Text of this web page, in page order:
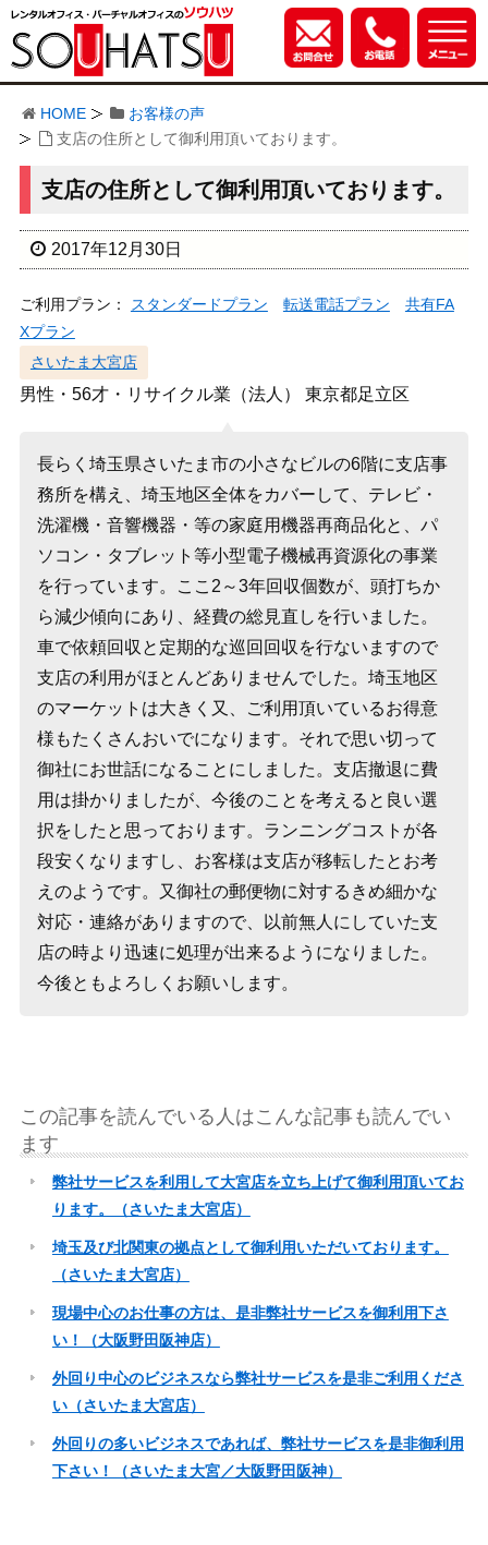
HOME
お客様の声
支店の住所として御利用頂いております。
支店の住所として御利用頂いております。
2017年12月30日
ご利用プラン： スタンダードプラン 転送電話プラン
共有FA
Xプラン
さいたま大宮店
男性・56才・リサイクル業（法人） 東京都足立区
長らく埼玉県さいたま市の小さなビルの6階に支店事
務所を構え、埼玉地区全体をカバーして、テレビ・
洗濯機・音響機器・等の家庭用機器再商品化と、パ
ソコン・タブレット等小型電子機械再資源化の事業
を行っています。ここ2～3年回収個数が、頭打ちか
ら減少傾向にあり、経費の総見直しを行いました。
車で依頼回収と定期的な巡回回収を行ないますので
支店の利用がほとんどありませんでした。埼玉地区
のマーケットは大きく又、ご利用頂いているお得意
様もたくさんおいでになります。それで思い切って
御社にお世話になることにしました。支店撤退に費
用は掛かりましたが、今後のことを考えると良い選
択をしたと思っております。ランニングコストが各
段安くなりますし、お客様は支店が移転したとお考
えのようです。又御社の郵便物に対するきめ細かな
対応・連絡がありますので、以前無人にしていた支
店の時より迅速に処理が出来るようになりました。
今後ともよろしくお願いします。
この記事を読んでいる人はこんな記事も読んでい
ます
弊社サービスを利用して大宮店を立ち上げて御利用頂いてお
ります。（さいたま大宮店）
埼玉及び北関東の拠点として御利用いただいております。
（さいたま大宮店）
現場中心のお仕事の方は、是非弊社サービスを御利用下さ
い！（大阪野田阪神店）
外回り中心のビジネスなら弊社サービスを是非ご利用くださ
い（さいたま大宮店）
外回りの多いビジネスであれば、弊社サービスを是非御利用
下さい！（さいたま大宮／大阪野田阪神）